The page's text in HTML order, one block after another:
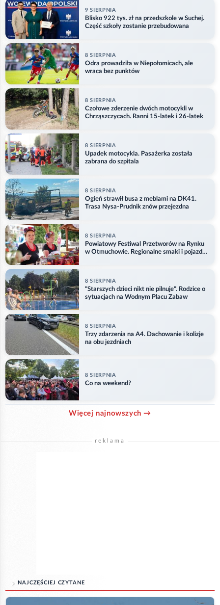
9 SIERPNIA
Blisko 922 tys. zł na przedszkole w Suchej.
Część szkoły zostanie przebudowana
8 SIERPNIA
Odra prowadziła w Niepołomicach, ale
wraca bez punktów
8 SIERPNIA
Czołowe zderzenie dwóch motocykli w
Chrząszczycach. Ranni 15-latek i 26-latek
8 SIERPNIA
Upadek motocykla. Pasażerka została
zabrana do szpitala
8 SIERPNIA
Ogień strawił busa z meblami na DK41.
Trasa Nysa-Prudnik znów przejezdna
8 SIERPNIA
Powiatowy Festiwal Przetworów na Rynku
w Otmuchowie. Regionalne smaki i pojazdy
8 SIERPNIA
"Starszych dzieci nikt nie pilnuje". Rodzice o
sytuacjach na Wodnym Placu Zabaw
8 SIERPNIA
Trzy zdarzenia na A4. Dachowanie i kolizje
na obu jezdniach
8 SIERPNIA
Co na weekend?
Więcej najnowszych →
reklama
NAJCZĘŚCIEJ CZYTANE